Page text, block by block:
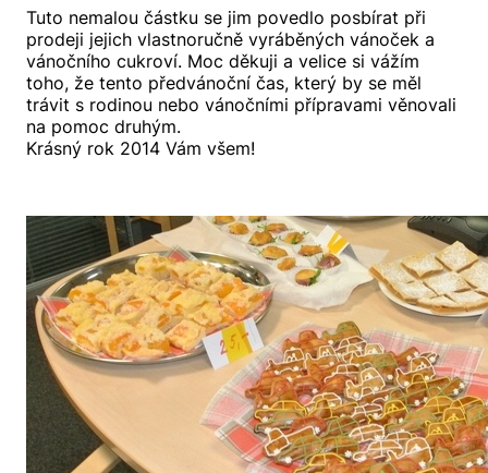
Tuto nemalou částku se jim povedlo posbírat při
prodeji jejich vlastnoručně vyráběných vánoček a
vánočního cukroví. Moc děkuji a velice si vážím
toho, že tento předvánoční čas, který by se měl
trávit s rodinou nebo vánočními přípravami věnovali
na pomoc druhým.
Krásný rok 2014 Vám všem!